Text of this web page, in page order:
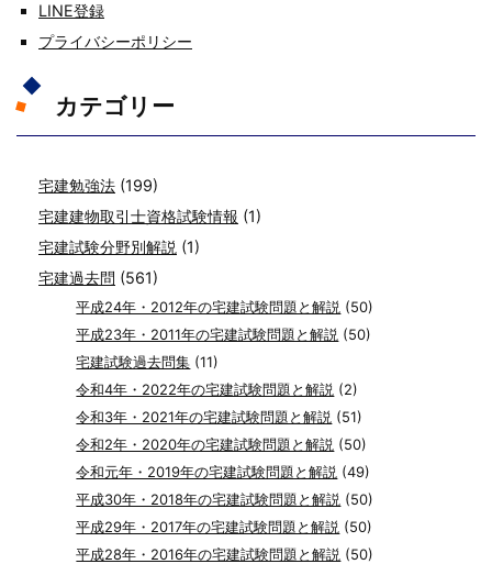
LINE登録
プライバシーポリシー
カテゴリー
宅建勉強法 (199)
宅建建物取引士資格試験情報 (1)
宅建試験分野別解説 (1)
宅建過去問 (561)
平成24年・2012年の宅建試験問題と解説 (50)
平成23年・2011年の宅建試験問題と解説 (50)
宅建試験過去問集 (11)
令和4年・2022年の宅建試験問題と解説 (2)
令和3年・2021年の宅建試験問題と解説 (51)
令和2年・2020年の宅建試験問題と解説 (50)
令和元年・2019年の宅建試験問題と解説 (49)
平成30年・2018年の宅建試験問題と解説 (50)
平成29年・2017年の宅建試験問題と解説 (50)
平成28年・2016年の宅建試験問題と解説 (50)